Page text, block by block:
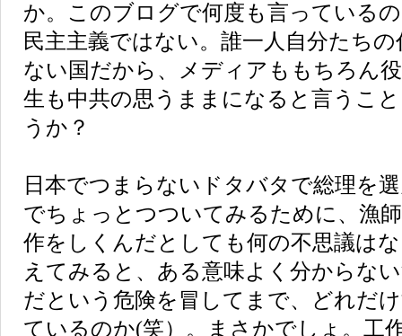
か。このブログで何度も言っている
民主主義ではない。誰一人自分たち
ない国だから、メディアももちろん
生も中共の思うままになると言うこ
うか？
日本でつまらないドタバタで総理を
でちょっとつついてみるために、漁
作をしくんだとしても何の不思議は
えてみると、ある意味よく分からな
だという危険を冒してまで、どれだ
ているのか(笑）。まさかでしょ。工